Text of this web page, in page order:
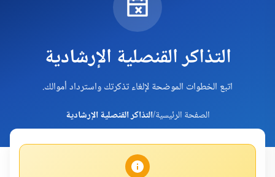
التذاكر القنصلية الإرشادية
اتبع الخطوات الموضحة لإلغاء تذكرتك واسترداد أموالك.
الصفحة الرئيسية/التذاكر القنصلية الإرشادية